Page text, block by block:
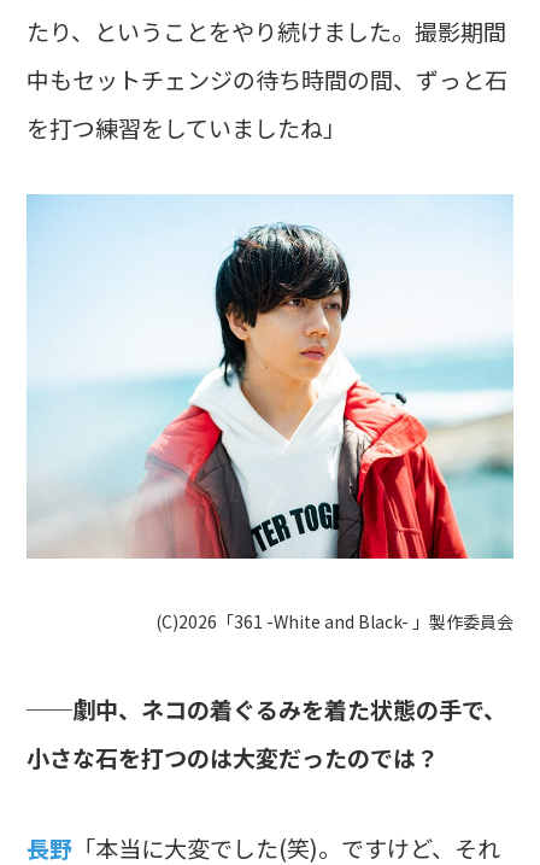
たり、ということをやり続けました。撮影期間
中もセットチェンジの待ち時間の間、ずっと石
を打つ練習をしていましたね」
(C)2026「361 -White and Black- 」製作委員会
──劇中、ネコの着ぐるみを着た状態の手で、
小さな石を打つのは大変だったのでは？
長野 「本当に大変でした(笑)。ですけど、それ